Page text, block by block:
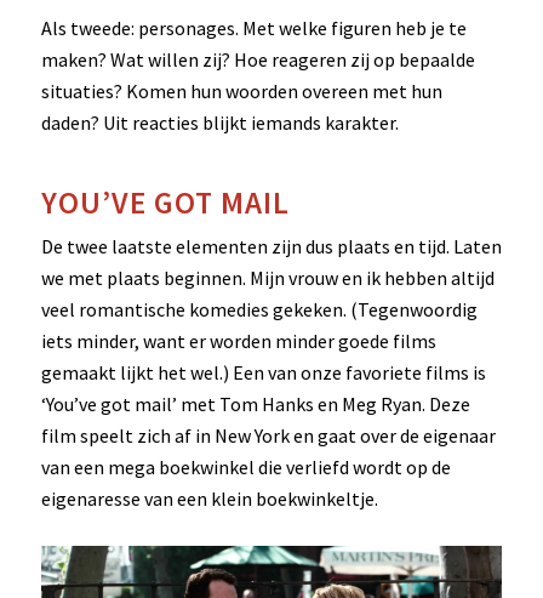
Als tweede: personages. Met welke figuren heb je te
maken? Wat willen zij? Hoe reageren zij op bepaalde
situaties? Komen hun woorden overeen met hun
daden? Uit reacties blijkt iemands karakter.
YOU’VE GOT MAIL
De twee laatste elementen zijn dus plaats en tijd. Laten
we met plaats beginnen. Mijn vrouw en ik hebben altijd
veel romantische komedies gekeken. (Tegenwoordig
iets minder, want er worden minder goede films
gemaakt lijkt het wel.) Een van onze favoriete films is
‘You’ve got mail’ met Tom Hanks en Meg Ryan. Deze
film speelt zich af in New York en gaat over de eigenaar
van een mega boekwinkel die verliefd wordt op de
eigenaresse van een klein boekwinkeltje.